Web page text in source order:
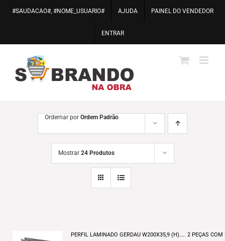
para
#SAUDACAO#, #NOME_USUARIO# AJUDA PAINEL DO VENDEDOR
ENTRAR
Ordernar por Ordem Padrão
Mostrar 24 Produtos
PERFIL LAMINADO GERDAU W200X35,9 (H)….. 2 PEÇAS